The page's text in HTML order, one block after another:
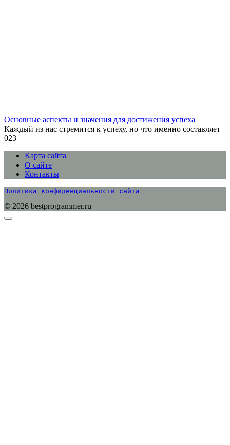
Основные аспекты и значения для достижения успеха
Каждый из нас стремится к успеху, но что именно составляет
023
Карта сайта
О сайте
Контакты
Политика конфиденциальности сайта
© 2026 bestprogrammer.ru